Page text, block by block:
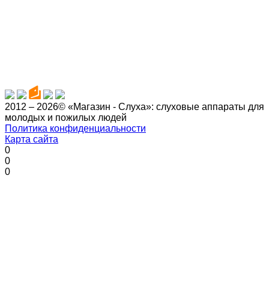
2012 – 2026© «Магазин - Слуха»: слуховые аппараты для
молодых и пожилых людей
Политика конфиденциальности
Карта сайта
0
0
0